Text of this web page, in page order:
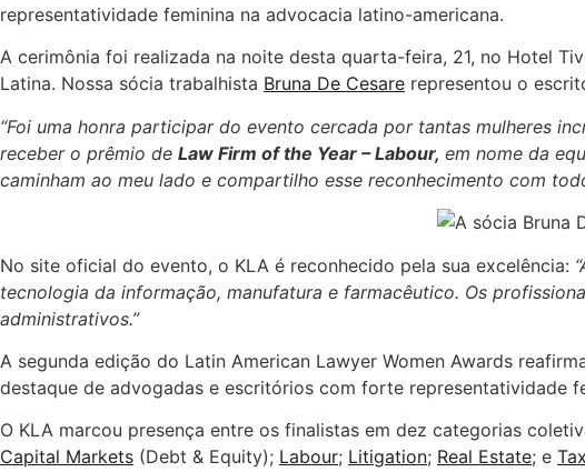
representatividade feminina na advocacia latino-americana.
A cerimônia foi realizada na noite desta quarta-feira, 21, no Hotel
Latina. Nossa sócia trabalhista Bruna De Cesare representou o
“Foi uma honra participar do evento cercada por tantas mulheres
receber o prêmio de Law Firm of the Year – Labour, em nome da
caminham ao meu lado e compartilho esse reconhecimento com
No site oficial do evento, o KLA é reconhecido pela sua excelência:
tecnologia da informação, manufatura e farmacêutico. Os
administrativos.”
A segunda edição do Latin American Lawyer Women Awards
destaque de advogadas e escritórios com forte representatividade
O KLA marcou presença entre os finalistas em dez categorias
Capital Markets (Debt & Equity); Labour; Litigation; Real Estate; e Tax